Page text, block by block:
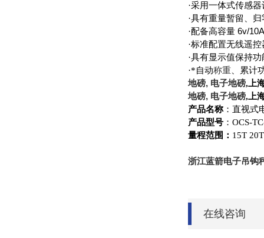
·采用一体式传感器
·具有重量暂留、
·配备高容量 6v/
·标准配置无线遥
·具有显示值保持功
·*自动称重 、累计
地磅, 电子地磅, 上
地磅, 电子地磅, 上
产品名称： 直视式
产品型号 ： OCS-
量程范围： 15T
浙江蓝箭电子吊钩
在线咨询